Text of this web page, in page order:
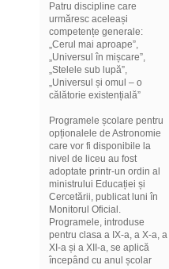
Patru discipline care
urmăresc aceleași
competențe generale:
„Cerul mai aproape”,
„Universul în mișcare”,
„Stelele sub lupă”,
„Universul și omul – o
călătorie existențială”
Programele școlare pentru
opționalele de Astronomie
care vor fi disponibile la
nivel de liceu au fost
adoptate printr-un ordin al
ministrului Educației și
Cercetării, publicat luni în
Monitorul Oficial.
Programele, introduse
pentru clasa a IX-a, a X-a, a
XI-a și a XII-a, se aplică
începând cu anul școlar